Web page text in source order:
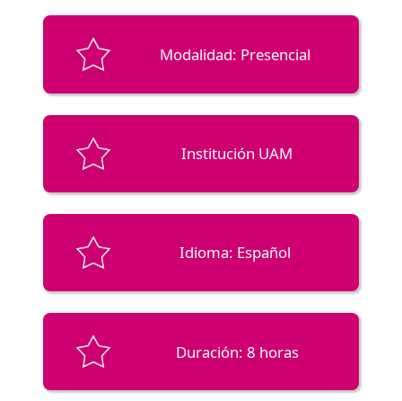
Modalidad: Presencial
Institución UAM
Idioma: Español
Duración: 8 horas